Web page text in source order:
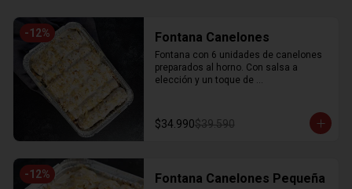
-12% Fontana Canelones
Fontana con 6 unidades de canelones
preparados al horno. Con salsa a
elección y un toque de
$34.990$39.590
-12% Fontana Canelones Pequeña